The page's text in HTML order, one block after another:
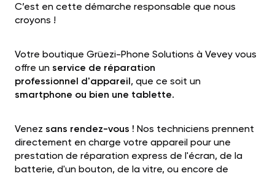
C’est en cette démarche responsable que nous
croyons !
Votre boutique Grüezi-Phone Solutions à Vevey vous
offre un service de réparation
professionnel d'appareil, que ce soit un
smartphone ou bien une tablette.
Venez sans rendez-vous ! Nos techniciens prennent
directement en charge votre appareil pour une
prestation de réparation express de l'écran, de la
batterie, d'un bouton, de la vitre, ou encore de